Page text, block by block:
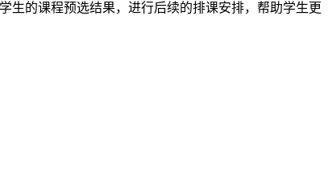
生的课程预选结果，进行后续的排课安排，帮助学生更